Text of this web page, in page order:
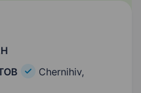
Chernihiv,